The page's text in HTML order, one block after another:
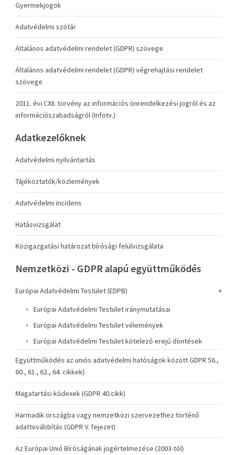
Gyermekjogok
Adatvédelmi szótár
Általános adatvédelmi rendelet (GDPR) szövege
Általános adatvédelmi rendelet (GDPR) végrehajtási rendelet
szövege
2011. évi CXII. törvény az információs önrendelkezési jogról és az
információszabadságról (Infotv.)
Adatkezelőknek
Adatvédelmi nyilvántartás
Tájékoztatók/közlemények
Adatvédelmi incidens
Hatásvizsgálat
Közigazgatási határozat bírósági felülvizsgálata
Nemzetközi - GDPR alapú együttműködés
Európai Adatvédelmi Testület (EDPB)
Európai Adatvédelmi Testület iránymutatásai
Európai Adatvédelmi Testület vélemények
Európai Adatvédelmi Testület kötelező erejű döntések
Együttműködés az uniós adatvédelmi hatóságok között GDPR 56.,
60., 61., 62., 64. cikkek)
Magatartási kódexek (GDPR 40.cikk)
Harmadik országba vagy nemzetközi szervezethez történő
adattovábbítás (GDPR V. fejezet)
Az Európai Unió Bíróságának jogértelmezése (2003-tól)